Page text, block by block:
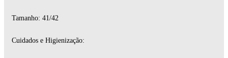
Tamanho: 41/42
Cuidados e Higienização: